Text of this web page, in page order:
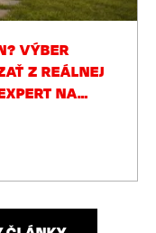
VÝBER
Z REÁLNEJ
NA